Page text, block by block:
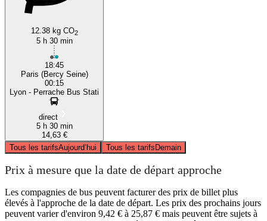
12.38 kg CO2
5 h 30 min
18:45
Paris (Bercy Seine)
00:15
Lyon - Perrache Bus Stati
direct
5 h 30 min
14,63 €
Tous les tarifsAujourd’hui Tous les tarifsDemain
Prix à mesure que la date de départ approche
Les compagnies de bus peuvent facturer des prix de billet plus
élevés à l'approche de la date de départ. Les prix des prochains jours
peuvent varier d'environ 9,42 € à 25,87 € mais peuvent être sujets à